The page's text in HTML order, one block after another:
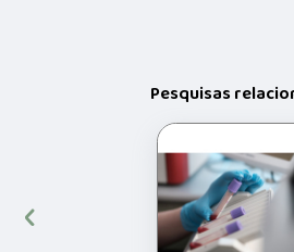
Pesquisas
‹